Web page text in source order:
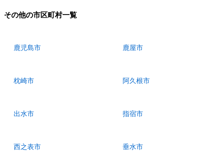
その他の市区町村一覧
鹿児島市 鹿屋市
枕崎市 阿久根市
出水市 指宿市
西之表市 垂水市